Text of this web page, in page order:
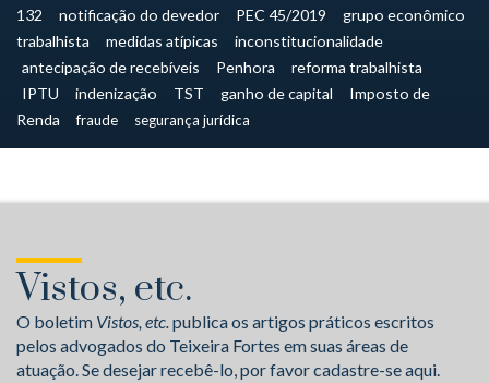
132
notificação do devedor PEC 45/2019
grupo econômico
trabalhista
medidas atípicas
inconstitucionalidade
antecipação de recebíveis
Penhora
reforma trabalhista
IPTU
indenização TST ganho de capital
Imposto de
Renda
fraude segurança jurídica
Vistos, etc.
O boletim Vistos, etc.publica os artigos práticos escritos
pelos advogados do Teixeira Fortes em suas áreas de
atuação. Se desejar recebê-lo, por favor cadastre-se aqui.